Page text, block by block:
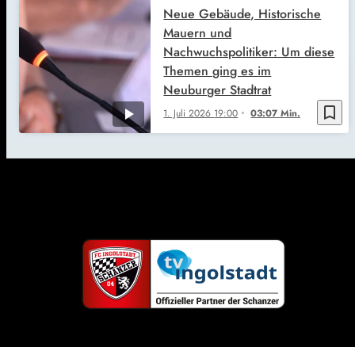
bookmark_border
1. Juli 2026 19:00 03:07 Min.
Neue Gebäude, Historische
Mauern und
Nachwuchspolitiker: Um diese
Themen ging es im
Neuburger Stadtrat